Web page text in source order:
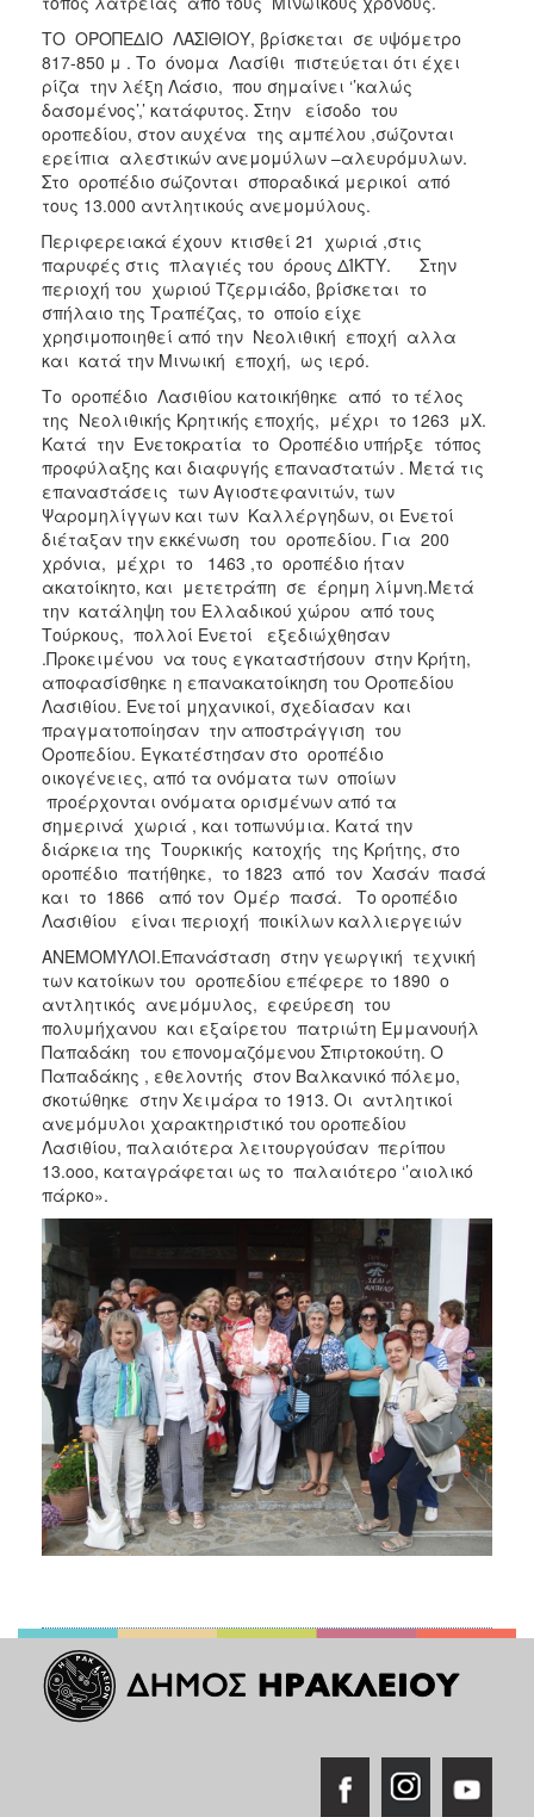
ΤΟ ΟΡΟΠΕΔΙΟ ΛΑΣΙΘΙΟΥ, βρίσκεται σε υψόμετρο
817-850 μ . Το όνομα Λασίθι πιστεύεται ότι έχει
ρίζα την λέξη Λάσιο, που σημαίνει ‘’καλώς
δασομένος’,’ κατάφυτος. Στην είσοδο του
οροπεδίου, στον αυχένα της αμπέλου ,σώζονται
ερείπια αλεστικών ανεμομύλων –αλευρόμυλων.
Στο οροπέδιο σώζονται σποραδικά μερικοί από
τους 13.000 αντλητικούς ανεμομύλους.
Περιφερειακά έχουν κτισθεί 21 χωριά ,στις
παρυφές στις πλαγιές του όρους ΔΊΚΤΥ. Στην
περιοχή του χωριού Τζερμιάδο, βρίσκεται το
σπήλαιο της Τραπέζας, το οποίο είχε
χρησιμοποιηθεί από την Νεολιθική εποχή αλλα
και κατά την Μινωική εποχή, ως ιερό.
Το οροπέδιο Λασιθίου κατοικήθηκε από το τέλος
της Νεολιθικής Κρητικής εποχής, μέχρι το 1263 μΧ.
Κατά την Ενετοκρατία το Οροπέδιο υπήρξε τόπος
προφύλαξης και διαφυγής επαναστατών . Μετά τις
επαναστάσεις των Αγιοστεφανιτών, των
Ψαρομηλίγγων και των Καλλέργηδων, οι Ενετοί
διέταξαν την εκκένωση του οροπεδίου. Για 200
χρόνια, μέχρι το 1463 ,το οροπέδιο ήταν
ακατοίκητο, και μετετράπη σε έρημη λίμνη.Μετά
την κατάληψη του Ελλαδικού χώρου από τους
Τούρκους, πολλοί Ενετοί εξεδιώχθησαν
.Προκειμένου να τους εγκαταστήσουν στην Κρήτη,
αποφασίσθηκε η επανακατοίκηση του Οροπεδίου
Λασιθίου. Ενετοί μηχανικοί, σχεδίασαν και
πραγματοποίησαν την αποστράγγιση του
Οροπεδίου. Εγκατέστησαν στο οροπέδιο
οικογένειες, από τα ονόματα των οποίων
προέρχονται ονόματα ορισμένων από τα
σημερινά χωριά , και τοπωνύμια. Κατά την
διάρκεια της Τουρκικής κατοχής της Κρήτης, στο
οροπέδιο πατήθηκε, το 1823 από τον Χασάν πασά
και το 1866 από τον Ομέρ πασά. Το οροπέδιο
Λασιθίου είναι περιοχή ποικίλων καλλιεργειών
ΑΝΕΜΟΜΥΛΟΙ.Επανάσταση στην γεωργική τεχνική
των κατοίκων του οροπεδίου επέφερε το 1890 ο
αντλητικός ανεμόμυλος, εφεύρεση του
πολυμήχανου και εξαίρετου πατριώτη Εμμανουήλ
Παπαδάκη του επονομαζόμενου Σπιρτοκούτη. Ο
Παπαδάκης , εθελοντής στον Βαλκανικό πόλεμο,
σκοτώθηκε στην Χειμάρα το 1913. Οι αντλητικοί
ανεμόμυλοι χαρακτηριστικό του οροπεδίου
Λασιθίου, παλαιότερα λειτουργούσαν περίπου
13.οοο, καταγράφεται ως το παλαιότερο ‘’αιολικό
πάρκο».